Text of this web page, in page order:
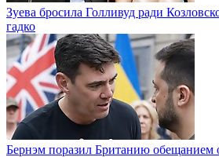
Зуева бросила Голливуд ради
гадко
Бернэм поразил Британию обещанием